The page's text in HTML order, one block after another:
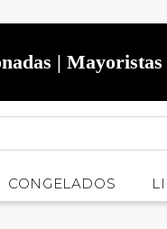
|
CONGELADOS